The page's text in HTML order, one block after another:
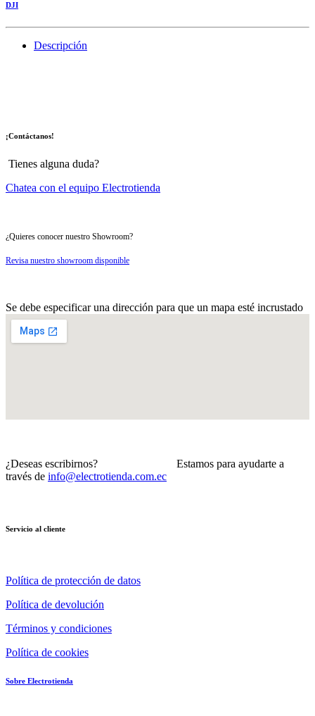
DJI
Descripción
¡Contáctanos!
Tienes alguna duda?
Chatea con el equipo Electrotienda
¿Quieres conocer nuestro Showroom?
Revisa nuestro showroom disponible
Se debe especificar una dirección para que un mapa esté incrustado
¿Deseas escribirnos? Estamos para ayudarte a
través de info@electrotienda.com.ec
Servicio al cliente
Política de protección de datos
Política de devolución
Términos y condiciones
Política de cookies
Sobre Electrotienda